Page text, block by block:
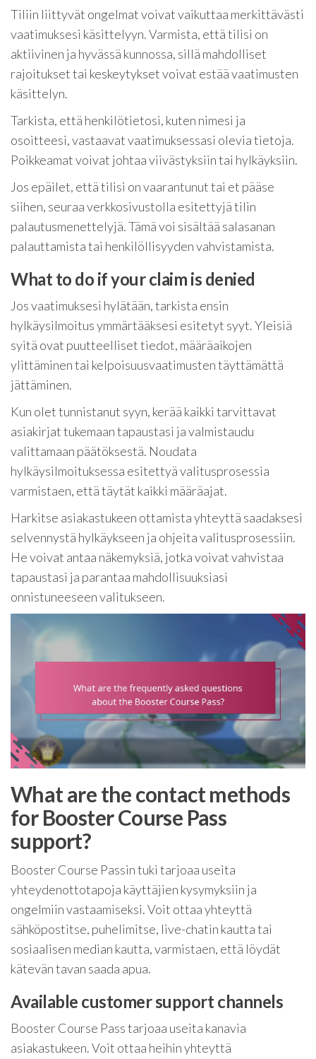
Tiliin liittyvät ongelmat voivat vaikuttaa merkittävästi
vaatimuksesi käsittelyyn. Varmista, että tilisi on
aktiivinen ja hyvässä kunnossa, sillä mahdolliset
rajoitukset tai keskeytykset voivat estää vaatimusten
käsittelyn.
Tarkista, että henkilötietosi, kuten nimesi ja
osoitteesi, vastaavat vaatimuksessasi olevia tietoja.
Poikkeamat voivat johtaa viivästyksiin tai hylkäyksiin.
Jos epäilet, että tilisi on vaarantunut tai et pääse
siihen, seuraa verkkosivustolla esitettyjä tilin
palautusmenettelyjä. Tämä voi sisältää salasanan
palauttamista tai henkilöllisyyden vahvistamista.
What to do if your claim is denied
Jos vaatimuksesi hylätään, tarkista ensin
hylkäysilmoitus ymmärtääksesi esitetyt syyt. Yleisiä
syitä ovat puutteelliset tiedot, määräaikojen
ylittäminen tai kelpoisuusvaatimusten täyttämättä
jättäminen.
Kun olet tunnistanut syyn, kerää kaikki tarvittavat
asiakirjat tukemaan tapaustasi ja valmistaudu
valittamaan päätöksestä. Noudata
hylkäysilmoituksessa esitettyä valitusprosessia
varmistaen, että täytät kaikki määräajat.
Harkitse asiakastukeen ottamista yhteyttä saadaksesi
selvennystä hylkäykseen ja ohjeita valitusprosessiin.
He voivat antaa näkemyksiä, jotka voivat vahvistaa
tapaustasi ja parantaa mahdollisuuksiasi
onnistuneeseen valitukseen.
What are the contact methods
for Booster Course Pass
support?
Booster Course Passin tuki tarjoaa useita
yhteydenottotapoja käyttäjien kysymyksiin ja
ongelmiin vastaamiseksi. Voit ottaa yhteyttä
sähköpostitse, puhelimitse, live-chatin kautta tai
sosiaalisen median kautta, varmistaen, että löydät
kätevän tavan saada apua.
Available customer support channels
Booster Course Pass tarjoaa useita kanavia
asiakastukeen. Voit ottaa heihin yhteyttä